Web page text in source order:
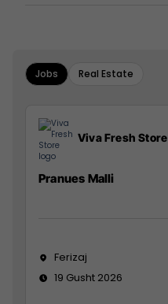
Jobs Real Estate
Viva Fresh Store
Pranues Malli
Ferizaj
19 Gusht 2026